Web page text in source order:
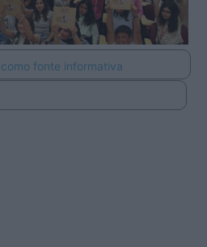
fonte informativa